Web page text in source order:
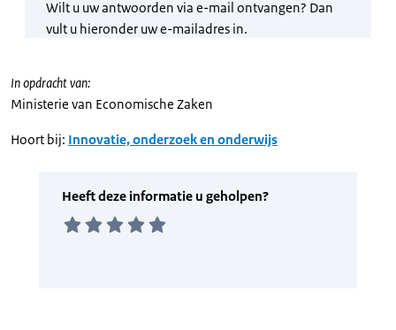
In opdracht van:
Ministerie van Economische Zaken
Hoort bij: Innovatie, onderzoek en onderwijs